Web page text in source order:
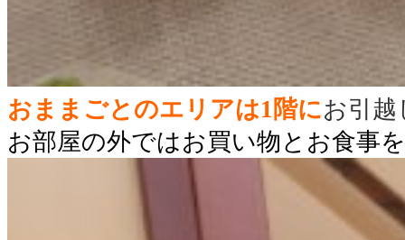
おままごとのエリアは1階にお引
お部屋の外ではお買い物とお食事を